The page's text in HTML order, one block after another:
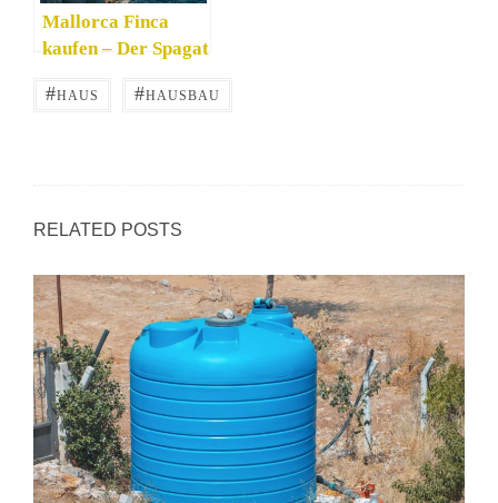
Mallorca Finca
kaufen – Der Spagat
Entspannung und
#HAUS #HAUSBAU
RELATED POSTS